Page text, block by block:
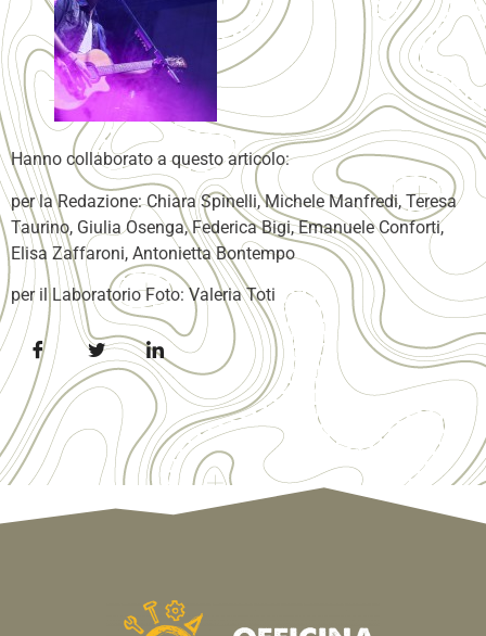
Hanno collaborato a questo articolo:
per la Redazione: Chiara Spinelli, Michele Manfredi, Teresa
Taurino, Giulia Osenga, Federica Bigi, Emanuele Conforti,
Elisa Zaffaroni, Antonietta Bontempo
per il Laboratorio Foto: Valeria Toti